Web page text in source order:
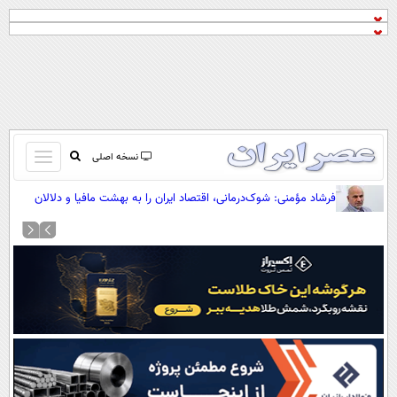
نسخه اصلی
باز
و
بسته
کردن
منو
صفحه اول
آرشیو
نظرسنجی
آب و هوا
اوقات شرعی
سواد زندگی
فرشاد مؤمنی: شوک‌درمانی، اقتصاد ایران را به بهشت مافیا و دلالان